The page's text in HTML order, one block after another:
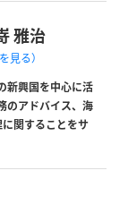
雅治
見る）
新興国を中心に活
のアドバイス、海
関することをサ